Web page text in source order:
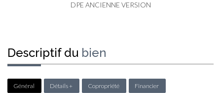
DPE ANCIENNE VERSION
descriptif du bien
Général Détails + Copropriété Financier